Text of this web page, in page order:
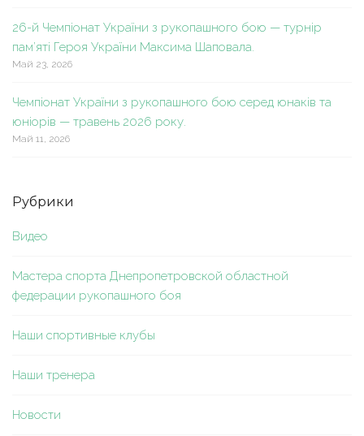
26-й Чемпіонат України з рукопашного бою — турнір
пам’яті Героя України Максима Шаповала.
Май 23, 2026
Чемпіонат України з рукопашного бою серед юнаків та
юніорів — травень 2026 року.
Май 11, 2026
Рубрики
Видео
Мастера спорта Днепропетровской областной
федерации рукопашного боя
Наши спортивные клубы
Наши тренера
Новости